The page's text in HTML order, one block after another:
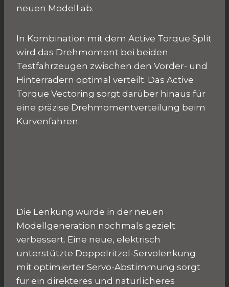
neuen Modell ab.
In Kombination mit dem Active Torque Split
wird das Drehmoment bei beiden
Testfahrzeugen zwischen den Vorder- und
Hinterrädern optimal verteilt. Das Active
Torque Vectoring sorgt darüber hinaus für
eine präzise Drehmomentverteilung beim
Kurvenfahren.
Die Lenkung wurde in der neuen
Modellgeneration nochmals gezielt
verbessert. Eine neue, elektrisch
unterstützte Doppelritzel-Servolenkung
mit optimierter Servo-Abstimmung sorgt
für ein direkteres und natürlicheres